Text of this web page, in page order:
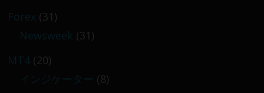
Forex (31)
Newsweek (31)
MT4(20)
インジケーター (8)